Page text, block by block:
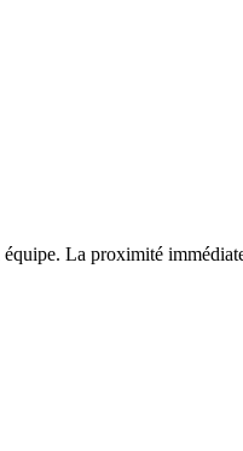
La proximité